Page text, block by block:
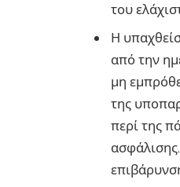
του
Η
από την
μη
της
περί της